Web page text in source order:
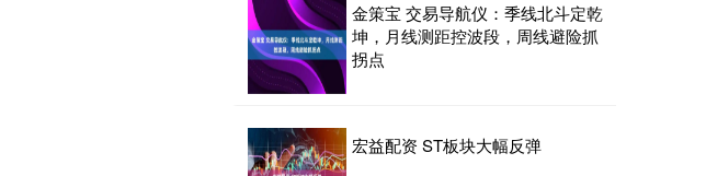
金策宝 交易导航仪：季线北斗定乾
坤，月线测距控波段，周线避险抓
拐点
宏益配资 ST板块大幅反弹